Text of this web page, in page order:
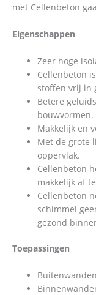
met Cellenbeton
Eigenschappen
Zeer hoge
Cellenbeton
stoffen vrij in
Betere
bouwvormen.
Makkelijk en
Met de grote
oppervlak.
Cellenbeton
makkelijk af
Cellenbeton
schimmel
gezond
Toepassingen
Buitenwanden